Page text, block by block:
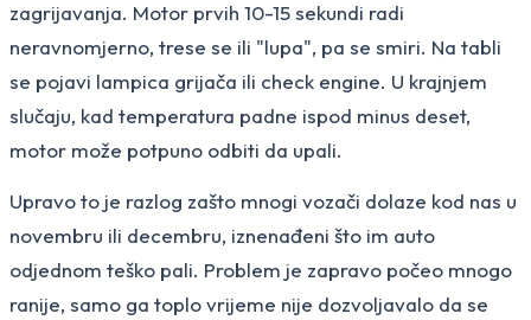
zagrijavanja. Motor prvih 10-15 sekundi radi
neravnomjerno, trese se ili "lupa", pa se smiri. Na tabli
se pojavi lampica grijača ili check engine. U krajnjem
slučaju, kad temperatura padne ispod minus deset,
motor može potpuno odbiti da upali.
Upravo to je razlog zašto mnogi vozači dolaze kod nas u
novembru ili decembru, iznenađeni što im auto
odjednom teško pali. Problem je zapravo počeo mnogo
ranije, samo ga toplo vrijeme nije dozvoljavalo da se